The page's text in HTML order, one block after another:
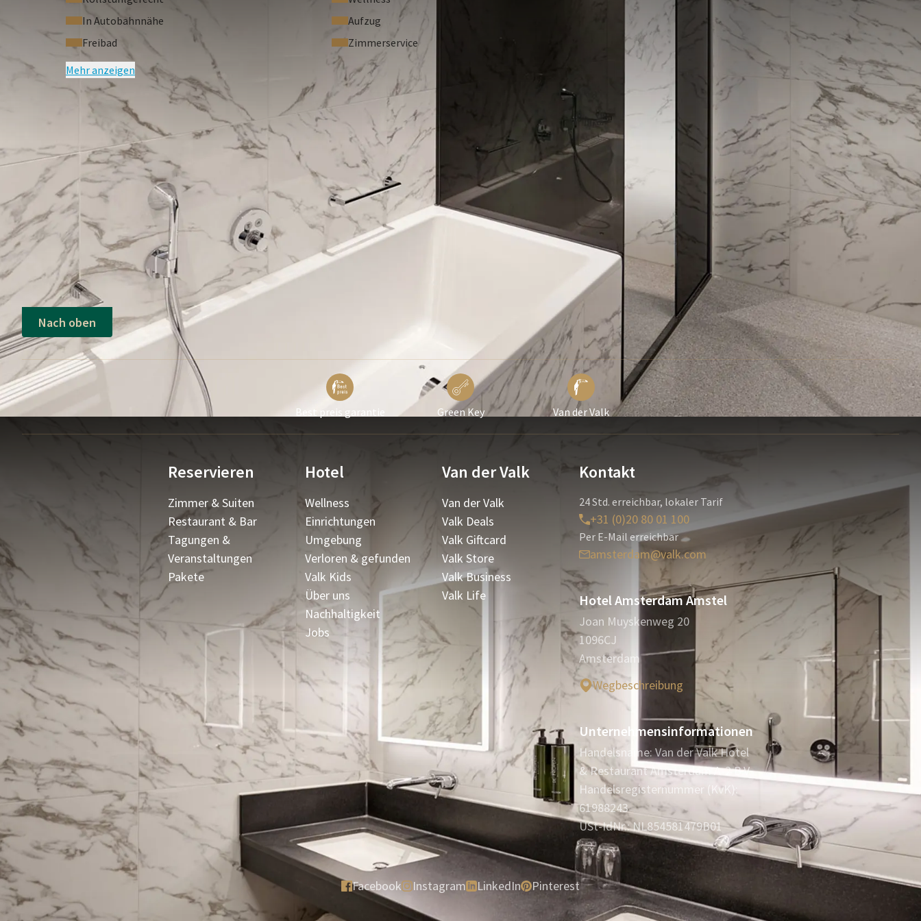
In Autobahnnähe
Aufzug
Freibad
Zimmerservice
Mehr anzeigen
Nach oben
Best preis garantie Green Key Van der Valk
Reservieren
Zimmer & Suiten
Restaurant & Bar
Tagungen &
Veranstaltungen
Pakete
Hotel
Wellness
Einrichtungen
Umgebung
Verloren & gefunden
Valk Kids
Über uns
Nachhaltigkeit
Jobs
Van der Valk
Van der Valk
Valk Deals
Valk Giftcard
Valk Store
Valk Business
Valk Life
Kontakt
24 Std. erreichbar, lokaler Tarif
+31 (0)20 80 01 100
Per E-Mail erreichbar
amsterdam@valk.com
Hotel Amsterdam Amstel
Joan Muyskenweg 20
1096CJ
Amsterdam
Wegbeschreibung
Unternehmensinformationen
Handelsname: Van der Valk Hotel
& Restaurant Amsterdam A-2 B.V.
Handelsregisternummer (KvK):
61988243
USt-IdNr.: NL854581479B01
Facebook Instagram LinkedIn Pinterest